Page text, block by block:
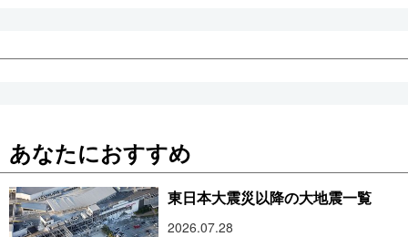
あなたにおすすめ
東日本大震災以降の大地震一覧
2026.07.28